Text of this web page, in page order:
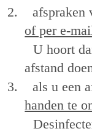
2.
afspraken
of per e-
U hoort
afstand
3.
als u een
handen te